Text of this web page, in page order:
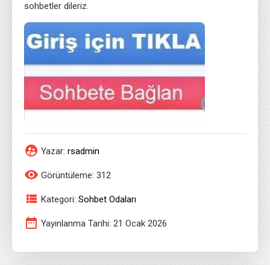
sohbetler dileriz.
Yazar: rsadmin
Görüntüleme: 312
Kategori: Sohbet Odaları
Yayınlanma Tarihi: 21 Ocak 2026